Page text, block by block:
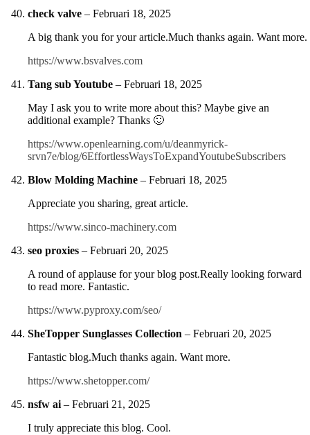
check valve – Februari 18, 2025
A big thank you for your article.Much thanks again. Want more.
https://www.bsvalves.com
Tang sub Youtube – Februari 18, 2025
May I ask you to write more about this? Maybe give an
additional example? Thanks 🙂
https://www.openlearning.com/u/deanmyrick-
srvn7e/blog/6EffortlessWaysToExpandYoutubeSubscribers
Blow Molding Machine – Februari 18, 2025
Appreciate you sharing, great article.
https://www.sinco-machinery.com
seo proxies – Februari 20, 2025
A round of applause for your blog post.Really looking forward
to read more. Fantastic.
https://www.pyproxy.com/seo/
SheTopper Sunglasses Collection – Februari 20, 2025
Fantastic blog.Much thanks again. Want more.
https://www.shetopper.com/
nsfw ai – Februari 21, 2025
I truly appreciate this blog. Cool.